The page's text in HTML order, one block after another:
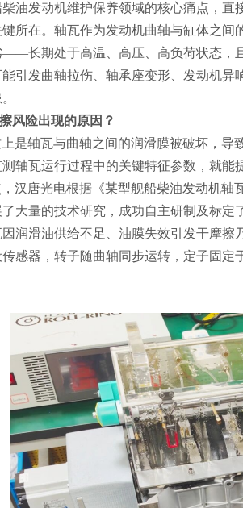
油发动机维护保养领域的核心痛点，
所在。轴瓦作为发动机曲轴与缸体之
——长期处于高温、高压、高负荷状态，
引发曲轴拉伤、轴承座变形、发动机
风险出现的原因？
是轴瓦与曲轴之间的润滑膜被破坏，
轴瓦运行过程中的关键特征参数，就能
汉唐光电根据《某型舰船柴油发动机
大量的技术研究，成功自主研制及标定
润滑油供给不足、油膜失效引发干摩擦
感器，转子随曲轴同步运转，定子固